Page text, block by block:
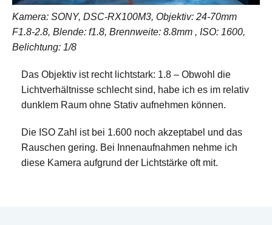
Kamera: SONY, DSC-RX100M3, Objektiv: 24-70mm
F1.8-2.8, Blende: f1.8, Brennweite: 8.8mm , ISO: 1600,
Belichtung: 1/8
Das Objektiv ist recht lichtstark: 1.8 – Obwohl die
Lichtverhältnisse schlecht sind, habe ich es im relativ
dunklem Raum ohne Stativ aufnehmen können.
Die ISO Zahl ist bei 1.600 noch akzeptabel und das
Rauschen gering. Bei Innenaufnahmen nehme ich
diese Kamera aufgrund der Lichtstärke oft mit.